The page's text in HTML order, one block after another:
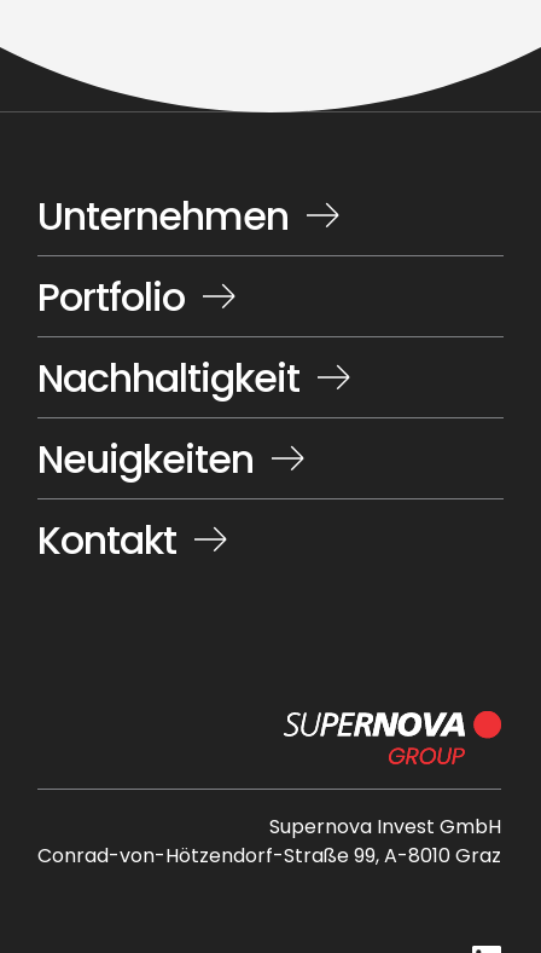
Unternehmen
Portfolio
Nachhaltigkeit
Neuigkeiten
Kontakt
Supernova Invest GmbH
Conrad-von-Hötzendorf-Straße 99, A-8010 Graz